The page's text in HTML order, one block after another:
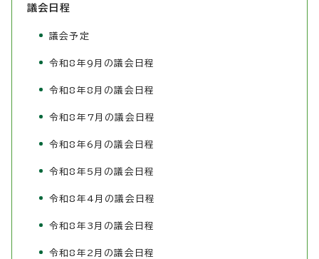
議会日程
議会予定
令和8年9月の議会日程
令和8年8月の議会日程
令和8年7月の議会日程
令和8年6月の議会日程
令和8年5月の議会日程
令和8年4月の議会日程
令和8年3月の議会日程
令和8年2月の議会日程